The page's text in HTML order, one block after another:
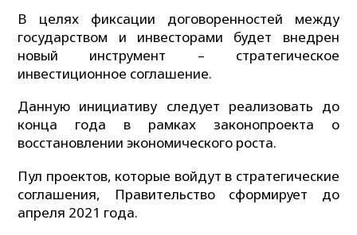
В целях фиксации договоренностей между
государством и инвесторами будет внедрен
новый инструмент – стратегическое
инвестиционное соглашение.
Данную инициативу следует реализовать до
конца года в рамках законопроекта о
восстановлении экономического роста.
Пул проектов, которые войдут в стратегические
соглашения, Правительство сформирует до
апреля 2021 года.